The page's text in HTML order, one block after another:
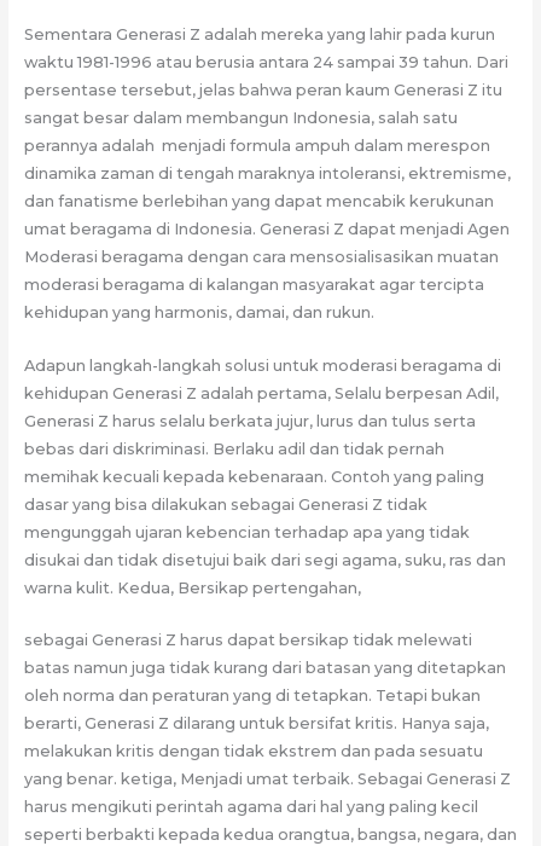
Sementara Generasi Z adalah mereka yang lahir pada kurun
waktu 1981-1996 atau berusia antara 24 sampai 39 tahun. Dari
persentase tersebut, jelas bahwa peran kaum Generasi Z itu
sangat besar dalam membangun Indonesia, salah satu
perannya adalah menjadi formula ampuh dalam merespon
dinamika zaman di tengah maraknya intoleransi, ektremisme,
dan fanatisme berlebihan yang dapat mencabik kerukunan
umat beragama di Indonesia. Generasi Z dapat menjadi Agen
Moderasi beragama dengan cara mensosialisasikan muatan
moderasi beragama di kalangan masyarakat agar tercipta
kehidupan yang harmonis, damai, dan rukun.
Adapun langkah-langkah solusi untuk moderasi beragama di
kehidupan Generasi Z adalah pertama, Selalu berpesan Adil,
Generasi Z harus selalu berkata jujur, lurus dan tulus serta
bebas dari diskriminasi. Berlaku adil dan tidak pernah
memihak kecuali kepada kebenaraan. Contoh yang paling
dasar yang bisa dilakukan sebagai Generasi Z tidak
mengunggah ujaran kebencian terhadap apa yang tidak
disukai dan tidak disetujui baik dari segi agama, suku, ras dan
warna kulit. Kedua, Bersikap pertengahan,
sebagai Generasi Z harus dapat bersikap tidak melewati
batas namun juga tidak kurang dari batasan yang ditetapkan
oleh norma dan peraturan yang di tetapkan. Tetapi bukan
berarti, Generasi Z dilarang untuk bersifat kritis. Hanya saja,
melakukan kritis dengan tidak ekstrem dan pada sesuatu
yang benar. ketiga, Menjadi umat terbaik. Sebagai Generasi Z
harus mengikuti perintah agama dari hal yang paling kecil
seperti berbakti kepada kedua orangtua, bangsa, negara, dan